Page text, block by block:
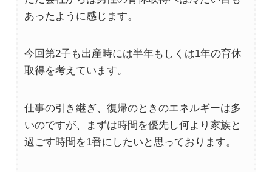
あったように感じます。
今回第2子も出産時には半年もしくは1年の育休
取得を考えています。
仕事の引き継ぎ、復帰のときのエネルギーは多
いのですが、まずは時間を優先し何より家族と
過ごす時間を1番にしたいと思っております。